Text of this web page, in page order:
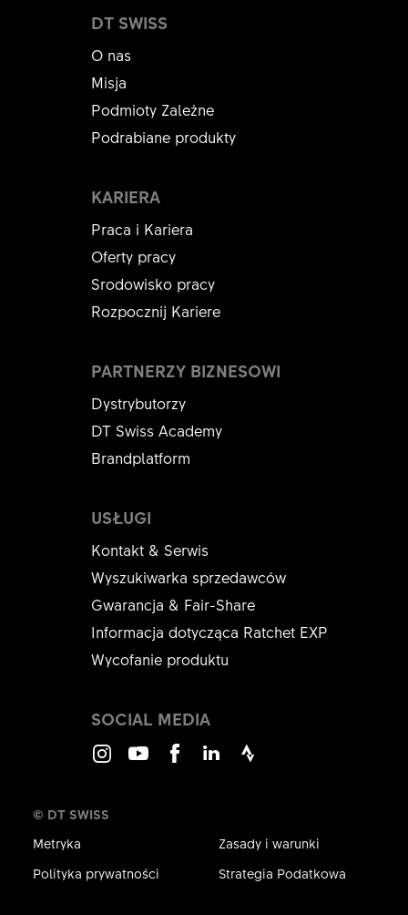
DT SWISS
O nas
Misja
Podmioty Zależne
Podrabiane produkty
KARIERA
Praca i Kariera
Oferty pracy
Srodowisko pracy
Rozpocznij Kariere
USŁUGI
Kontakt & Serwis
Wyszukiwarka sprzedawców
Gwarancja & Fair-Share
Informacja dotycząca Ratchet EXP
Wycofanie produktu
PARTNERZY BIZNESOWI
Dystrybutorzy
DT Swiss Academy
Brandplatform
SOCIAL MEDIA
© DT SWISS
Metryka
Polityka prywatności
Zasady i warunki
Strategia Podatkowa